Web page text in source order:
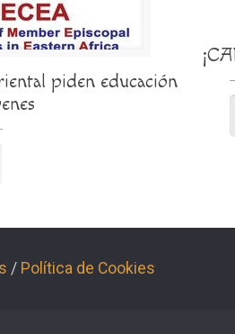
piden educación
/ Política de Cookies